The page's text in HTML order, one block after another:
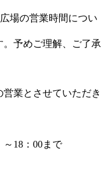
場の営業時間につい
。予めご理解、ご了承
営業とさせていただき
～18：00まで